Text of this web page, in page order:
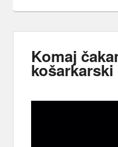
Komaj
košarkarski